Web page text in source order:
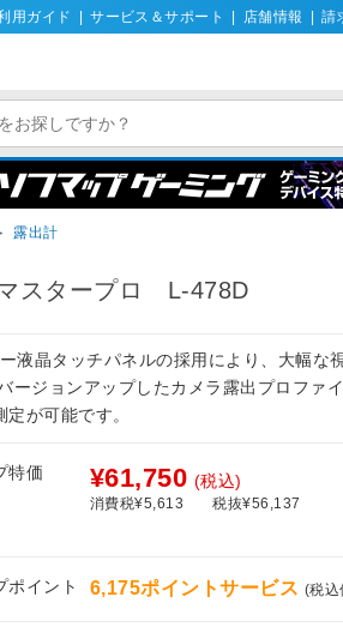
用ガイド サービス＆サポート 店舗情報 請
露出計
スタープロ L-478D
液晶タッチパネルの採用により、大幅な
ージョンアップしたカメラ露出プロファ
定が可能です。
特価 ¥61,750 (税込)
消費税¥5,613 税抜¥56,137
ポイント 6,175ポイントサービス (税